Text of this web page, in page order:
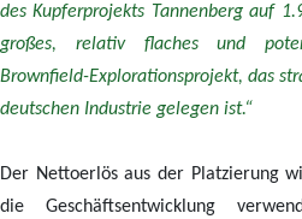
des Kupferprojekts Tannenberg auf
großes, relativ flaches und
Brownfield-Explorationsprojekt, das
deutschen Industrie gelegen ist.“
Der Nettoerlös aus der Platzierung
die Geschäftsentwicklung